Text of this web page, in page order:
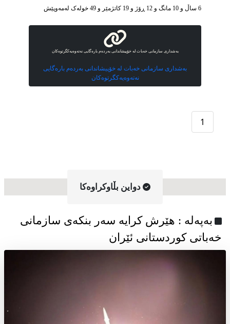
6 ساڵ و 10 مانگ و 12 ڕۆژ و 19 کاتژمێر و 49 خوله‌ک له‌مه‌وپێش‌
به‌شداری سازمانی خه‌بات له‌ خۆپیشاندانی به‌رده‌م باره‌گایی نه‌ته‌وه‌یه‌کگرتوه‌کان
به‌شداری سازمانی خه‌بات له‌ خۆپیشاندانی به‌رده‌م باره‌گایی
نه‌ته‌وه‌یه‌کگرتوه‌کان
1
دواین بڵاوکراوه‌کا
به‌په‌له‌ : هێرش کرایە سەر بنکەی سازمانی
خەباتی کوردستانی ئێران